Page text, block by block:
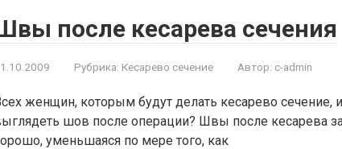
после кесарева сечения
Рубрика: Кесарево сечение Автор: c-admin
женщин, которым будут делать кесарево сечение,
шов после операции? Швы после кесарева
уменьшаяся по мере того, как